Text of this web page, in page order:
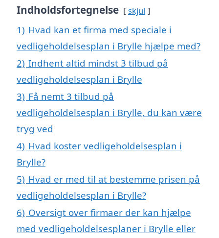
Indholdsfortegnelse skjul
1) Hvad kan et firma med speciale i
vedligeholdelsesplan i Brylle hjælpe med?
2) Indhent altid mindst 3 tilbud på
vedligeholdelsesplan i Brylle
3) Få nemt 3 tilbud på
vedligeholdelsesplan i Brylle, du kan være
tryg ved
4) Hvad koster vedligeholdelsesplan i
Brylle?
5) Hvad er med til at bestemme prisen på
vedligeholdelsesplan i Brylle?
6) Oversigt over firmaer der kan hjælpe
med vedligeholdelsesplaner i Brylle eller